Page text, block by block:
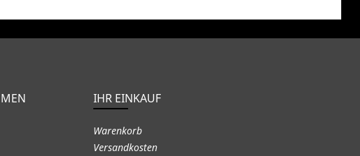
IHR EINKAUF
Warenkorb
Versandkosten